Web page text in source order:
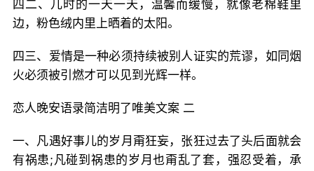
四二、儿时的一天一天，温馨而缓慢，就像老棉鞋里
边，粉色绒内里上晒着的太阳。
四三、爱情是一种必须持续被别人证实的荒谬，如同烟
火必须被引燃才可以见到光辉一样。
恋人晚安语录简洁明了唯美文案 二
一、凡遇好事儿的岁月甭狂妄，张狂过去了头后面就会
有祸患;凡碰到祸患的岁月也甭乱了套，强忍受着，承